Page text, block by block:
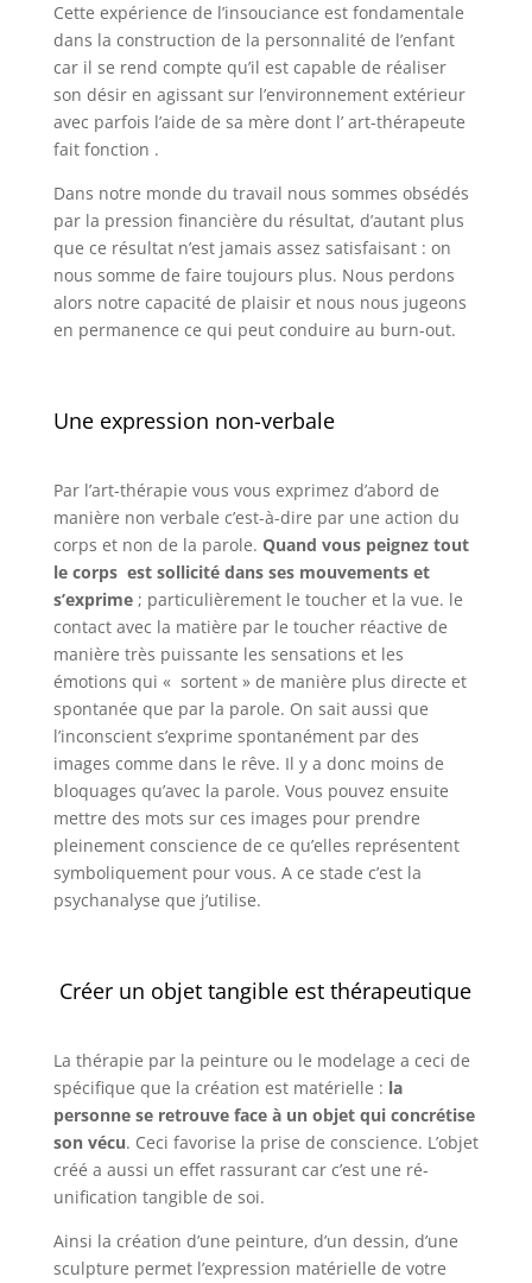
Cette expérience de l’insouciance est fondamentale
dans la construction de la personnalité de l’enfant
car il se rend compte qu’il est capable de réaliser
son désir en agissant sur l’environnement extérieur
avec parfois l’aide de sa mère dont l’ art-thérapeute
fait fonction .
Dans notre monde du travail nous sommes obsédés
par la pression financière du résultat, d’autant plus
que ce résultat n’est jamais assez satisfaisant : on
nous somme de faire toujours plus. Nous perdons
alors notre capacité de plaisir et nous nous jugeons
en permanence ce qui peut conduire au burn-out.
Une expression non-verbale
Par l’art-thérapie vous vous exprimez d’abord de
manière non verbale c’est-à-dire par une action du
corps et non de la parole. Quand vous peignez tout
le corps est sollicité dans ses mouvements et
s’exprime; particulièrement le toucher et la vue. le
contact avec la matière par le toucher réactive de
manière très puissante les sensations et les
émotions qui « sortent » de manière plus directe et
spontanée que par la parole. On sait aussi que
l’inconscient s’exprime spontanément par des
images comme dans le rêve. Il y a donc moins de
bloquages qu’avec la parole. Vous pouvez ensuite
mettre des mots sur ces images pour prendre
pleinement conscience de ce qu’elles représentent
symboliquement pour vous. A ce stade c’est la
psychanalyse que j’utilise.
Créer un objet tangible est thérapeutique
La thérapie par la peinture ou le modelage a ceci de
spécifique que la création est matérielle : la
personne se retrouve face à un objet qui concrétise
son vécu. Ceci favorise la prise de conscience. L’objet
créé a aussi un effet rassurant car c’est une ré-
unification tangible de soi.
Ainsi la création d’une peinture, d’un dessin, d’une
sculpture permet l’expression matérielle de votre